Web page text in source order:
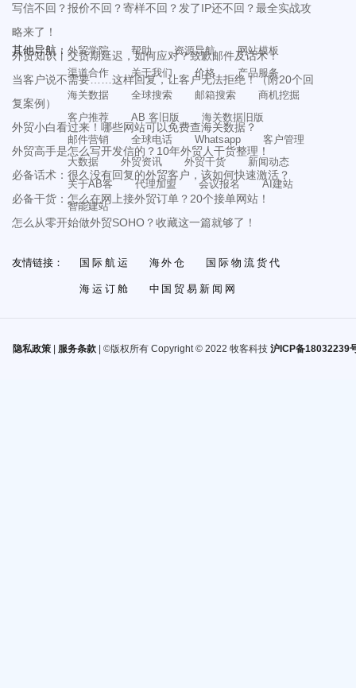
写信不回？报价不回？寄样不回？发了IP还不回？最全实战攻
略来了！
外贸知识丨交货期延迟，如何应对？致歉邮件及话术！
当客户说不需要……这样回复，让客户无法拒绝！（附20个回
复案例）
外贸小白看过来！哪些网站可以免费查海关数据？
外贸高手是怎么写开发信的？10年外贸人干货整理！
必备话术：很久没有回复的外贸客户，该如何快速激活？
必备干货：怎么在网上接外贸订单？20个接单网站！
怎么从零开始做外贸SOHO？收藏这一篇就够了！
其他导航： 外贸学院 帮助 资源导航
网站模板
渠道合作
关于我们 价格
产品服务
海关数据
全球搜索 邮箱搜索
商机挖掘
客户推荐
AB 客旧版
海关数据旧版
邮件营销
全球电话 Whatsapp
客户管理
大数据
外贸资讯 外贸干货
新闻动态
关于AB客
代理加盟 会议报名
AI建站
智能建站
友情链接： 国际航运 海外仓 国际物流货代
海运订舱 中国贸易新闻网
隐私政策| 服务条款| ©版权所有 Copyright © 2022 牧客科技 沪ICP备18032239